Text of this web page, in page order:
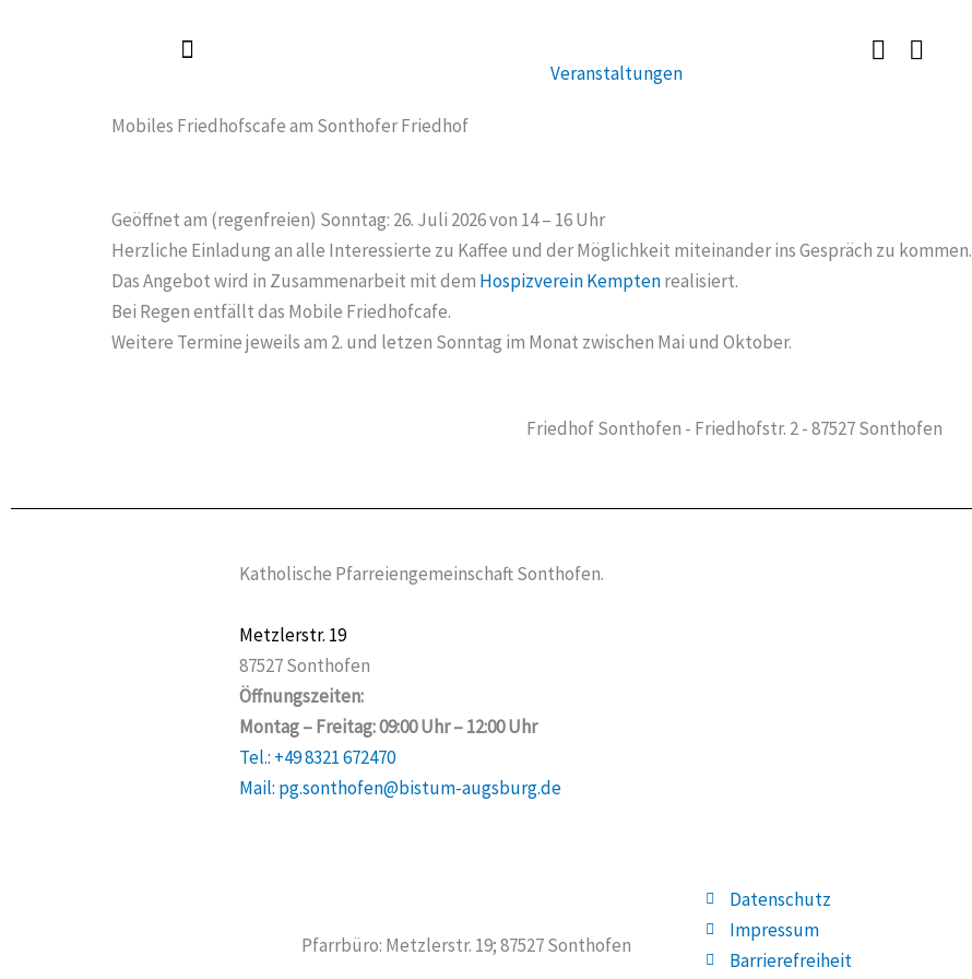
Veranstaltungen
Mobiles Friedhofscafe am Sonthofer Friedhof
Geöffnet am (regenfreien) Sonntag: 26. Juli 2026 von 14 – 16 Uhr
Herzliche Einladung an alle Interessierte zu Kaffee und der Möglichkeit miteinander ins Gespräch zu kommen.
Das Angebot wird in Zusammenarbeit mit dem Hospizverein Kemptenrealisiert.
Bei Regen entfällt das Mobile Friedhofcafe.
Weitere Termine jeweils am 2. und letzen Sonntag im Monat zwischen Mai und Oktober.
Friedhof Sonthofen - Friedhofstr. 2 - 87527 Sonthofen
Katholische Pfarreiengemeinschaft Sonthofen.
Metzlerstr. 19
87527 Sonthofen
Öffnungszeiten:
Montag – Freitag: 09:00 Uhr – 12:00 Uhr
Tel.: +49 8321 672470
Mail: pg.sonthofen@bistum-augsburg.de
Datenschutz
Impressum
Barrierefreiheit
Pfarrbüro: Metzlerstr. 19; 87527 Sonthofen